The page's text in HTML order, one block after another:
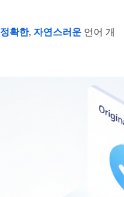
정확한, 자연스러운 언어 개